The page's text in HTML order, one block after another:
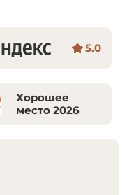
5.0
Хорошее
место 2026